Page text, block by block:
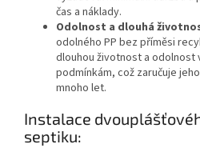
čas a náklady.
Odolnost a dlouhá
odolného PP bez příměsi
dlouhou životnost a odolnost
podmínkám, což zaručuje
mnoho let.
Instalace
septiku: